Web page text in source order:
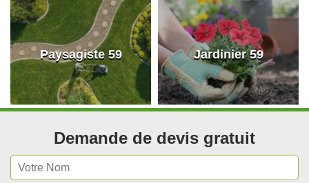
Paysagiste 59 Jardinier 59
Demande de devis gratuit